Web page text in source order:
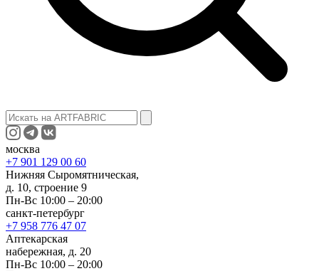
москва
+7 901 129 00 60
Нижняя Сыромятническая,
д. 10, строение 9
Пн-Вс 10:00 – 20:00
санкт-петербург
+7 958 776 47 07
Аптекарская
набережная, д. 20
Пн-Вс 10:00 – 20:00